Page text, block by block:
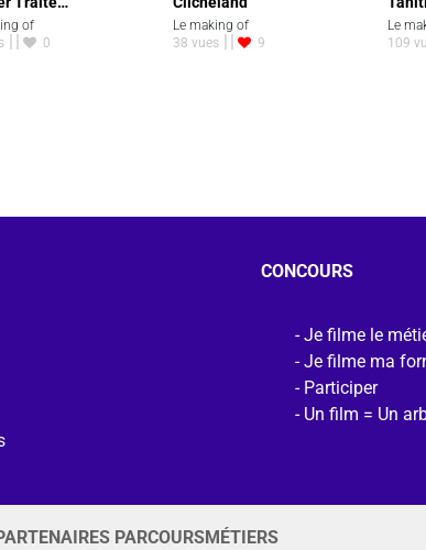
of
0
Le making of
38 vues
9
Le
109
CONCOURS
Je filme le
Je filme ma
Participer
Un film = Un
PARCOURSMÉTIERS